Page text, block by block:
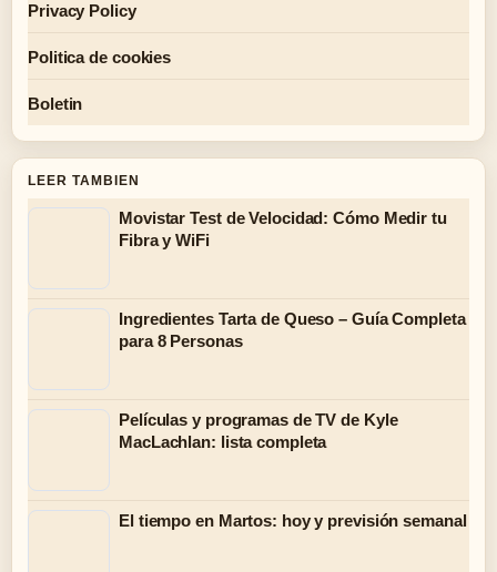
Privacy Policy
Politica de cookies
Boletin
LEER TAMBIEN
Movistar Test de Velocidad: Cómo Medir tu
Fibra y WiFi
Ingredientes Tarta de Queso – Guía Completa
para 8 Personas
Películas y programas de TV de Kyle
MacLachlan: lista completa
El tiempo en Martos: hoy y previsión semanal